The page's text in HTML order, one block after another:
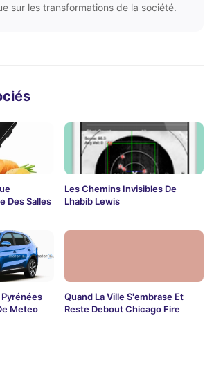
sur les transformations de la société.
Des Salles
Les Chemins Invisibles De
Lhabib Lewis
Pyrénées
Meteo
Quand La Ville S'embrase Et
Reste Debout Chicago Fire